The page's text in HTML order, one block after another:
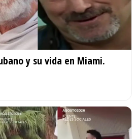
y su vida en Miami.